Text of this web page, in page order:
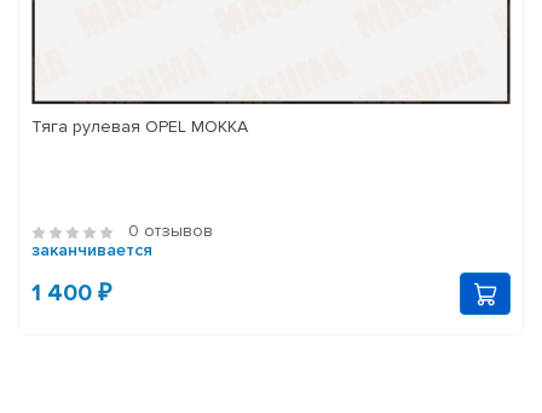
Тяга рулевая OPEL MOKKA
0 отзывов
заканчивается
1 400 ₽